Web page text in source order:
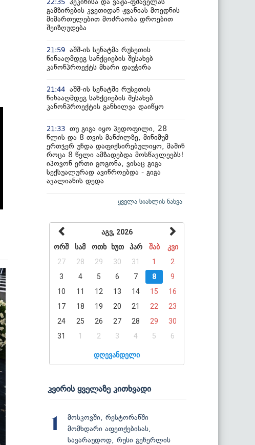
22:35
გამზირების კვეთიდან ჟვანიას მოედნის
მიმართულებით მოძრაობა დროებით
შეიზღუდება
21:59 აშშ-ის სენატმა რუსეთის
წინააღმდეგ სანქციების შესახებ
კანონპროექტს მხარი დაუჭირა
21:44 აშშ-ის სენატში რუსეთის
წინააღმდეგ სანქციების შესახებ
კანონპროექტის განხილვა დაიწყო
21:33 თუ გიგა იყო პედოფილი, 28
წლის და 8 თვის მანძილზე, მინიმუმ
ერთჯერ უნდა დაფიქსირებულიყო, მაშინ
როცა 8 წელი ამზადებდა მოსწავლეებს!
იპოვონ ერთი გოგონა, ვისაც გიგა
სექსუალურად ავიწროებდა - გიგა
ავალიანის დედა
ყველა სიახლის ნახვა
აგვ, 2026
ორშ
სამ ოთხ ხუთ პარ შაბ
კვი
27
28 29 30 31 1
2
3
4 5 6 7 8
9
10
11 12 13 14 15
16
17
18 19 20 21 22
23
24
25 26 27 28 29
30
31
1 2 3 4 5 6
დღევანდელი
კვირის ყველაზე კითხვადი
1
მოსკოვში, რესტორანში
მომხდარი აფეთქებისას,
სავარაუდოდ, რუსი გენერლის